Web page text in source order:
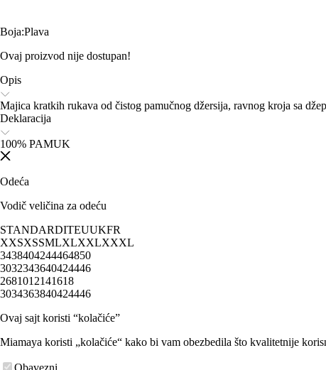
Boja:Plava
Ovaj proizvod nije dostupan!
Opis
Majica kratkih rukava od čistog pamučnog džersija, ravnog kroja sa
Deklaracija
100% PAMUK
Odeća
Vodič veličina za odeću
STANDARDITEUUKFR
XXSXSSMLXLXXLXXXL
3438404244464850
3032343640424446
2681012141618
3034363840424446
Ovaj sajt koristi “kolačiće”
Miamaya koristi „kolačiće“ kako bi vam obezbedila što kvalitetnije
Obavezni